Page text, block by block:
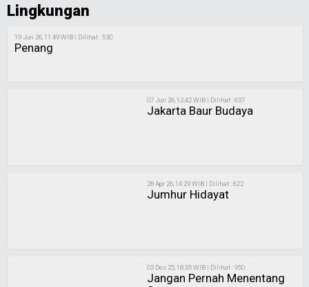
Lingkungan
19 Jun 26, 11:49 WIB | Dilihat : 530
Penang
07 Jun 26, 12:42 WIB | Dilihat : 637
Jakarta Baur Budaya
28 Apr 26, 14:29 WIB | Dilihat : 622
Jumhur Hidayat
03 Des 25, 18:35 WIB | Dilihat : 950
Jangan Pernah Menentang